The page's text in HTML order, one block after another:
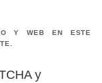
Y WEB EN ESTE
y